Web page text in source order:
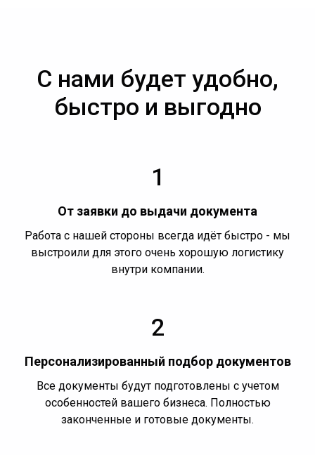
С нами будет удобно,
быстро и выгодно
1
От заявки до выдачи документа
Работа с нашей стороны всегда идёт быстро - мы
выстроили для этого очень хорошую логистику
внутри компании.
2
Персонализированный подбор документов
Все документы будут подготовлены с учетом
особенностей вашего бизнеса. Полностью
законченные и готовые документы.